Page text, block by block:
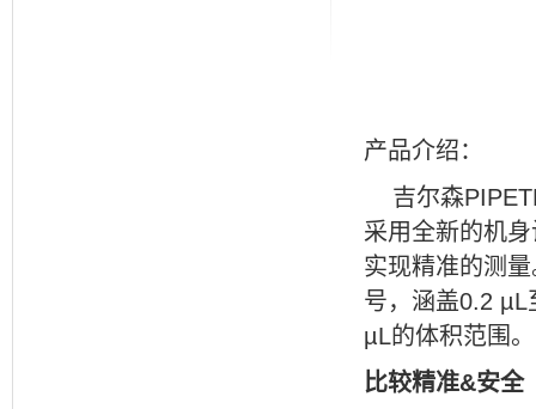
产品介绍：
吉尔森
采用全新的机
实现精准的测
号，涵盖0.2 µL
µL的体积范围。
比较精准&安全